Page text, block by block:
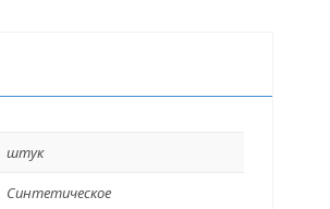
штук
Синтетическое